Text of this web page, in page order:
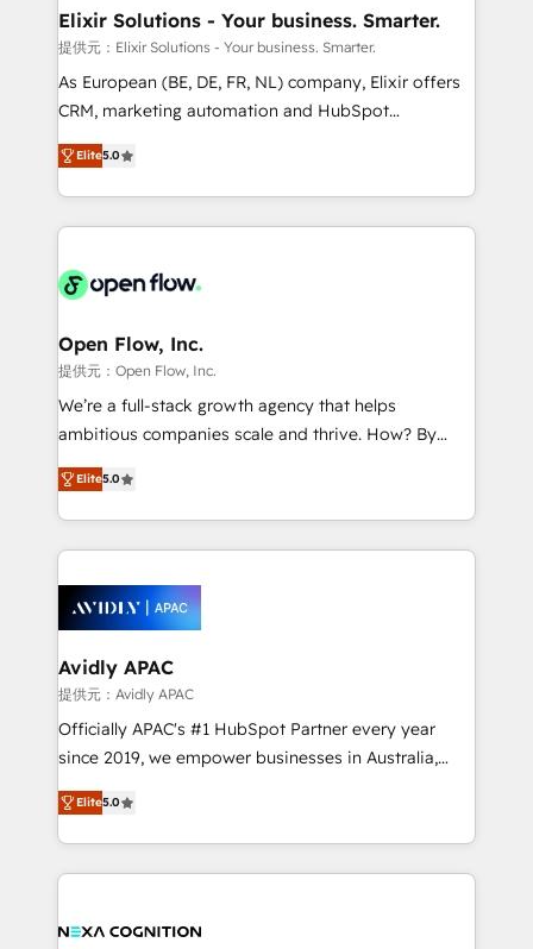
built to scale.
greatness, which is achieved through creating
absolute clarity, derived from a well-defined
strategy, executed well, and reported on with clear
results. The culture is driven by core values; Joy, Grit,
Mindedness, and Clarity. We are driven to win for the
collective good of the company and its clientele, and
things are happening.
Elixir Solutions - Your business. Smarter.
提供元：Elixir Solutions - Your business. Smarter.
As European (BE, DE, FR, NL) company, Elixir offers
CRM, marketing automation and HubSpot
integration products and services to mid-market
and enterprise customers. We ensure that your sales,
service and marketing department operates in the
most effective way, while at the same time
integrated buyers journey. Elixir is located in
and Amsterdam. Elixir is a first mover and leader
when it comes to HubSpot sales and service
implementations, highly renowned for our business
acumen, process (re-)design experience and a
integrate HubSpot with complex solutions like SAP,
MicroSoft, custom solutions,... Our company also has
Retail execution, CPQ, customer portals and
HubSpot CMS developments. And we're champions
Elite5.0
Open Flow, Inc.
提供元：Open Flow, Inc.
We’re a full-stack growth agency that helps
ambitious companies scale and thrive. How? By
upgrading and streamlining every single revenue-
generating aspect of your business. We’re proud
HubSpot Elite Solutions Partners and devout CRM
nerds who can harness HubSpot’s custom digital
experience. Working hand-in-hand with your team,
we’ll assemble a RevOps machine that drives more
traffic, generates better leads and crushes your
revenue goals. We've worked with thousands of
HubSpot customers and we'd love to work with you
too! Clients come to us for: Advanced CRM solutions
HubSpot Data System Migrations between systems
to HubSpot New lead generation strategies Time-
Elite5.0
Avidly APAC
提供元：Avidly APAC
Officially APAC's #1 HubSpot Partner every year
since 2019, we empower businesses in Australia,
New Zealand, and globally to realise their full
potential through enterprise HubSpot CRM
implementation. And we deliver best practice across
the whole HubSpot platform, covering marketing,
all businesses, from start-up to Enterprise, and have
Elite5.0